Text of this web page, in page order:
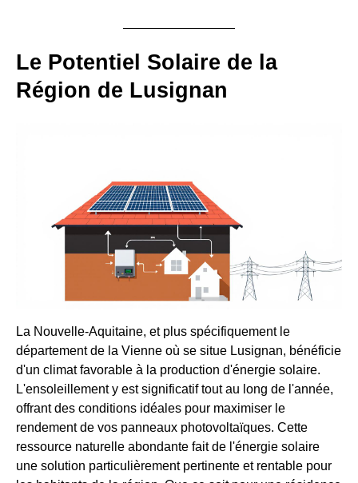
Le Potentiel Solaire de la
Région de Lusignan
La Nouvelle-Aquitaine, et plus spécifiquement le
département de la Vienne où se situe Lusignan, bénéficie
d'un climat favorable à la production d'énergie solaire.
L'ensoleillement y est significatif tout au long de l'année,
offrant des conditions idéales pour maximiser le
rendement de vos panneaux photovoltaïques. Cette
ressource naturelle abondante fait de l'énergie solaire
une solution particulièrement pertinente et rentable pour